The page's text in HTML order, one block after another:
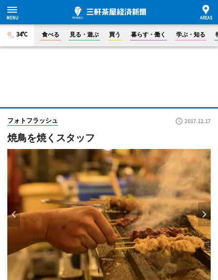
34°C 食べる 見る・遊ぶ 買う 暮らす・働く 学ぶ・知る
フォトフラッシュ 2017.12.17
焼鳥を焼くスタッフ